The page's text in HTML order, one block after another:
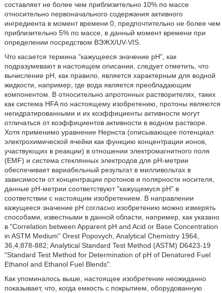
составляет не более чем приблизительно 10% по массе
относительно первоначального содержания активного
ингредиента в момент времени 0, предпочтительно не более чем
приблизительно 5% по массе, в данный момент времени при
определении посредством ВЭЖХ/UV-VIS.
Что касается термина "кажущееся значение pH", как
подразумевают в настоящем описании, следует отметить, что
вычисление pH, как правило, является характерным для водной
жидкости, например, где вода является преобладающим
компонентом. В относительно апротонных растворителях, таких
как система HFA по настоящему изобретению, протоны являются
негидратированными и их коэффициенты активности могут
отличаться от коэффициентов активности в водном растворе.
Хотя применимо уравнение Нернста (описывающее потенциал
электрохимической ячейки как функцию концентрации ионов,
участвующих в реакции) в отношении электромагнитного поля
(EMF) и система стеклянных электродов для pH-метрии
обеспечивает вариабельный результат в милливольтах в
зависимости от концентрации протонов и полярности носителя,
данные pH-метрии соответствуют "кажущемуся pH" в
соответствии с настоящим изобретением. В направлении
кажущееся значение pH согласно изобретению можно измерять
способами, известными в данной области, например, как указано
в "Correlation between Apparent pH and Acid or Base Concentration
in ASTM Medium" Orest Popovych, Analytical Chemistry 1964,
36,4,878-882; Analytical Standard Test Method (ASTM) D6423-19
"Standard Test Method for Determination of pH of Denatured Fuel
Ethanol and Ethanol Fuel Blends".
Как упоминалось выше, настоящее изобретение неожиданно
показывает, что, когда емкость с покрытием, оборудованную